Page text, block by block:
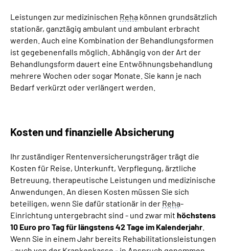
Leistungen zur medizinischen Reha können grundsätzlich
stationär, ganztägig ambulant und ambulant erbracht
werden. Auch eine Kombination der Behandlungsformen
ist gegebenenfalls möglich. Abhängig von der Art der
Behandlungsform dauert eine Entwöhnungsbehandlung
mehrere Wochen oder sogar Monate. Sie kann je nach
Bedarf verkürzt oder verlängert werden.
Kosten und finanzielle Absicherung
Ihr zuständiger Rentenversicherungsträger trägt die
Kosten für Reise, Unterkunft, Verpflegung, ärztliche
Betreuung, therapeutische Leistungen und medizinische
Anwendungen. An diesen Kosten müssen Sie sich
beteiligen, wenn Sie dafür stationär in der Reha-
Einrichtung untergebracht sind - und zwar mit höchstens
10 Euro pro Tag für längstens 42 Tage im Kalenderjahr
Wenn Sie in einem Jahr bereits Rehabilitationsleistungen